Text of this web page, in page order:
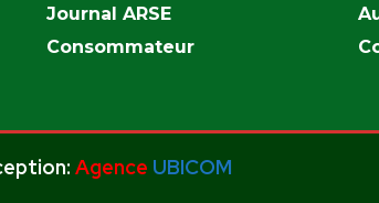
Journal ARSE
Consommateur
Agence UBICOM